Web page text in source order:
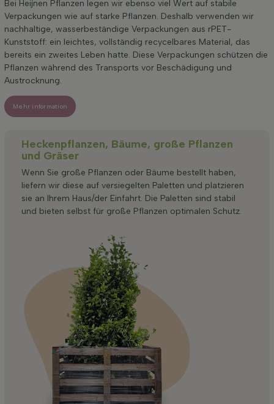
Bei Heijnen Pflanzen legen wir ebenso viel Wert auf stabile
Verpackungen wie auf starke Pflanzen. Deshalb verwenden wir
nachhaltige, wasserbeständige Verpackungen aus rPET-
Kunststoff: ein leichtes, vollständig recycelbares Material, das
bereits ein zweites Leben hatte. Diese Verpackungen schützen die
Pflanzen während des Transports vor Beschädigung und
Austrocknung.
Mehr information
Heckenpflanzen, Bäume, große Pflanzen
und Gräser
Wenn Sie große Pflanzen oder Bäume bestellt haben,
liefern wir diese auf versiegelten Paletten und platzieren
sie an Ihrem Haus/der Einfahrt. Die Paletten sind stabil
und bieten selbst für große Pflanzen optimalen Schutz.